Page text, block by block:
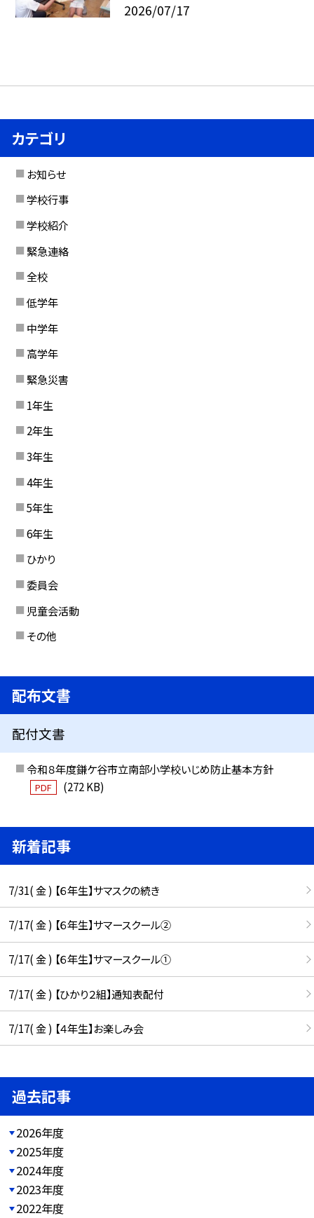
2026/07/17
カテゴリ
お知らせ
学校行事
学校紹介
緊急連絡
全校
低学年
中学年
高学年
緊急災害
1年生
2年生
3年生
4年生
5年生
6年生
ひかり
委員会
児童会活動
その他
配布文書
配付文書
令和８年度鎌ケ谷市立南部小学校いじめ防止基本方針
PDF (272 KB)
新着記事
7/31( 金 ) 【６年生】サマスクの続き
7/17( 金 ) 【６年生】サマースクール②
7/17( 金 ) 【６年生】サマースクール①
7/17( 金 ) 【ひかり２組】通知表配付
7/17( 金 ) 【４年生】お楽しみ会
過去記事
2026年度
2025年度
2024年度
2023年度
2022年度